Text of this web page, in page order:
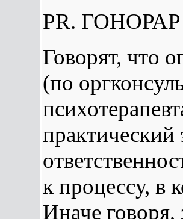
PR.
Говорят, что
(по
к процессу, в
Иначе говоря,